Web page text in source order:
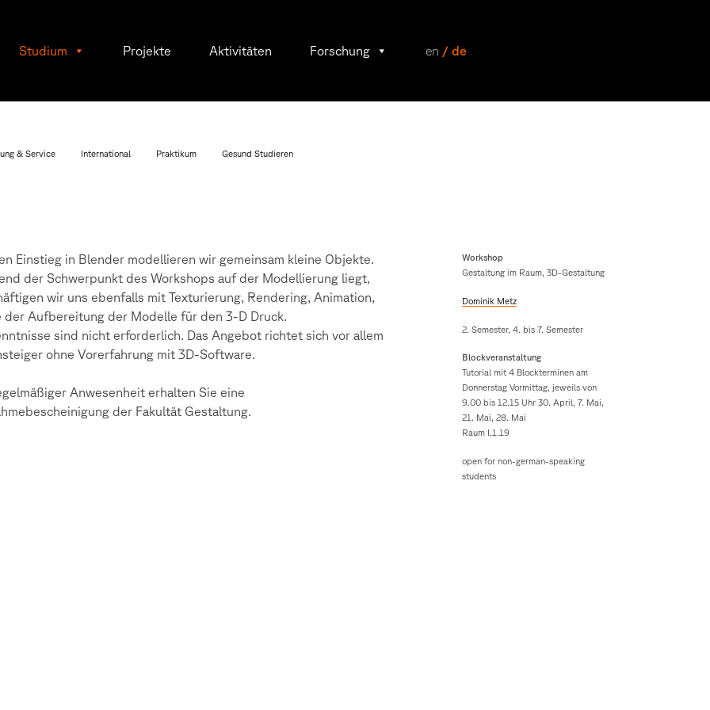
Studium Projekte Aktivitäten Forschung en / de
& Service International Praktikum Gesund Studieren
Einstieg in Blender modellieren wir gemeinsam kleine Objekte.
der Schwerpunkt des Workshops auf der Modellierung liegt,
wir uns ebenfalls mit Texturierung, Rendering, Animation,
der Aufbereitung der Modelle für den 3-D Druck.
sind nicht erforderlich. Das Angebot richtet sich vor allem
ohne Vorerfahrung mit 3D-Software.
Anwesenheit erhalten Sie eine
der Fakultät Gestaltung.
Workshop
Gestaltung im Raum, 3D-Gestaltung
Dominik Metz
2. Semester, 4. bis 7. Semester
Blockveranstaltung
Tutorial mit 4 Blockterminen am
Donnerstag Vormittag, jeweils von
9.00 bis 12.15 Uhr 30. April, 7. Mai,
21. Mai, 28. Mai
Raum I.1.19
open for non-german-speaking
students